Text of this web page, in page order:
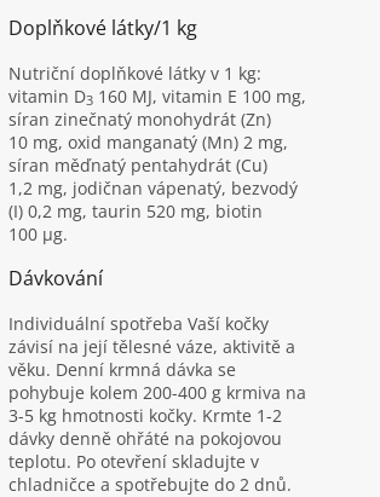
Doplňkové látky/1 kg
Nutriční doplňkové látky v 1 kg:
vitamin D3 160 MJ, vitamin E 100 mg,
síran zinečnatý monohydrát (Zn)
10 mg, oxid manganatý (Mn) 2 mg,
síran měďnatý pentahydrát (Cu)
1,2 mg, jodičnan vápenatý, bezvodý
(I) 0,2 mg, taurin 520 mg, biotin
100 μg.
Dávkování
Individuální spotřeba Vaší kočky
závisí na její tělesné váze, aktivitě a
věku. Denní krmná dávka se
pohybuje kolem 200-400 g krmiva na
3-5 kg hmotnosti kočky. Krmte 1-2
dávky denně ohřáté na pokojovou
teplotu. Po otevření skladujte v
chladničce a spotřebujte do 2 dnů.